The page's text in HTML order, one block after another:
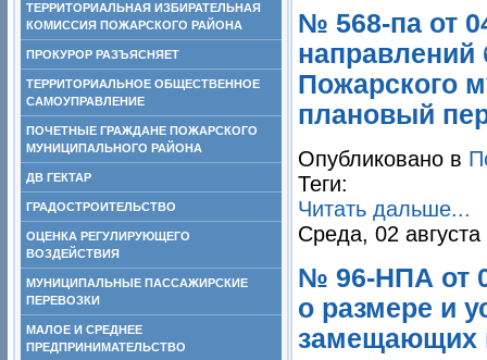
ТЕРРИТОРИАЛЬНАЯ ИЗБИРАТЕЛЬНАЯ
КОМИССИЯ ПОЖАРСКОГО РАЙОНА
ПРОКУРОР РАЗЪЯСНЯЕТ
ТЕРРИТОРИАЛЬНОЕ ОБЩЕСТВЕННОЕ
САМОУПРАВЛЕНИЕ
ПОЧЕТНЫЕ ГРАЖДАНЕ ПОЖАРСКОГО
МУНИЦИПАЛЬНОГО РАЙОНА
ДВ ГЕКТАР
ГРАДОСТРОИТЕЛЬСТВО
ОЦЕНКА РЕГУЛИРУЮЩЕГО
ВОЗДЕЙСТВИЯ
МУНИЦИПАЛЬНЫЕ ПАССАЖИРСКИЕ
ПЕРЕВОЗКИ
МАЛОЕ И СРЕДНЕЕ
ПРЕДПРИНИМАТЕЛЬСТВО
№ 568-па от
направлений
Пожарского
плановый
Опубликовано в
Теги:
Читать дальше...
Среда, 02
№ 96-НПА от
о размере и
замещающих